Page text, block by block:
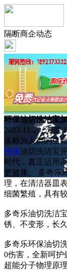
隔断商企动态
环保油切洗洁宝
2023-11-20 浏览:
水称为人类的生
环保油切洗洁宝
时代，真正运用
更健康。 多奇乐
理，在清洁器皿
细菌繁殖，具有
多奇乐油切洗洁
锈、不变形，长
多奇乐环保油切
0伤害，全新呵
超能分子物理原